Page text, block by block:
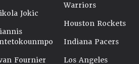
Jokic
Fournier
Warriors
Houston Rockets
Indiana Pacers
Los Angeles